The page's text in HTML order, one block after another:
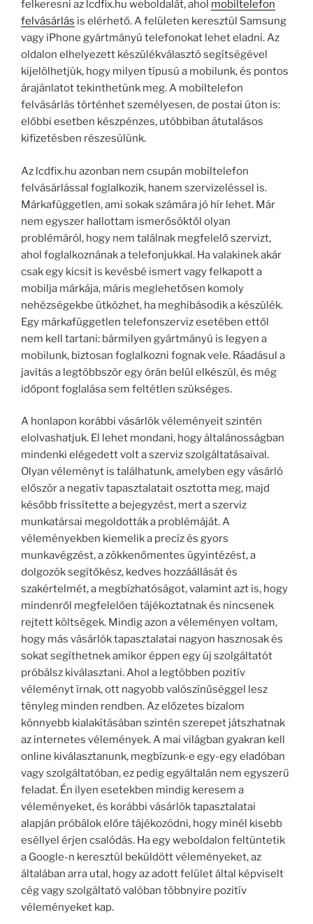
felkeresni az lcdfix.hu weboldalát, ahol mobiltelefon
felvásárlás is elérhető. A felületen keresztül Samsung
vagy iPhone gyártmányú telefonokat lehet eladni. Az
oldalon elhelyezett készülékválasztó segítségével
kijelölhetjük, hogy milyen típusú a mobilunk, és pontos
árajánlatot tekinthetünk meg. A mobiltelefon
felvásárlás történhet személyesen, de postai úton is:
előbbi esetben készpénzes, utóbbiban átutalásos
kifizetésben részesülünk.
Az lcdfix.hu azonban nem csupán mobiltelefon
felvásárlással foglalkozik, hanem szervizeléssel is.
Márkafüggetlen, ami sokak számára jó hír lehet. Már
nem egyszer hallottam ismerősöktől olyan
problémáról, hogy nem találnak megfelelő szervizt,
ahol foglalkoznának a telefonjukkal. Ha valakinek akár
csak egy kicsit is kevésbé ismert vagy felkapott a
mobilja márkája, máris meglehetősen komoly
nehézségekbe ütközhet, ha meghibásodik a készülék.
Egy márkafüggetlen telefonszerviz esetében ettől
nem kell tartani: bármilyen gyártmányú is legyen a
mobilunk, biztosan foglalkozni fognak vele. Ráadásul a
javítás a legtöbbször egy órán belül elkészül, és még
időpont foglalása sem feltétlen szükséges.
A honlapon korábbi vásárlók véleményeit szintén
elolvashatjuk. El lehet mondani, hogy általánosságban
mindenki elégedett volt a szerviz szolgáltatásaival.
Olyan véleményt is találhatunk, amelyben egy vásárló
először a negatív tapasztalatait osztotta meg, majd
később frissítette a bejegyzést, mert a szerviz
munkatársai megoldották a problémáját. A
véleményekben kiemelik a precíz és gyors
munkavégzést, a zökkenőmentes ügyintézést, a
dolgozók segítőkész, kedves hozzáállását és
szakértelmét, a megbízhatóságot, valamint azt is, hogy
mindenről megfelelően tájékoztatnak és nincsenek
rejtett költségek. Mindig azon a véleményen voltam,
hogy más vásárlók tapasztalatai nagyon hasznosak és
sokat segíthetnek amikor éppen egy új szolgáltatót
próbálsz kiválasztani. Ahol a legtöbben pozitív
véleményt írnak, ott nagyobb valószínűséggel lesz
tényleg minden rendben. Az előzetes bizalom
könnyebb kialakításában szintén szerepet játszhatnak
az internetes vélemények. A mai világban gyakran kell
online kiválasztanunk, megbízunk-e egy-egy eladóban
vagy szolgáltatóban, ez pedig egyáltalán nem egyszerű
feladat. Én ilyen esetekben mindig keresem a
véleményeket, és korábbi vásárlók tapasztalatai
alapján próbálok előre tájékozódni, hogy minél kisebb
eséllyel érjen csalódás. Ha egy weboldalon feltüntetik
a Google-n keresztül beküldött véleményeket, az
általában arra utal, hogy az adott felület által képviselt
cég vagy szolgáltató valóban többnyire pozitív
véleményeket kap.